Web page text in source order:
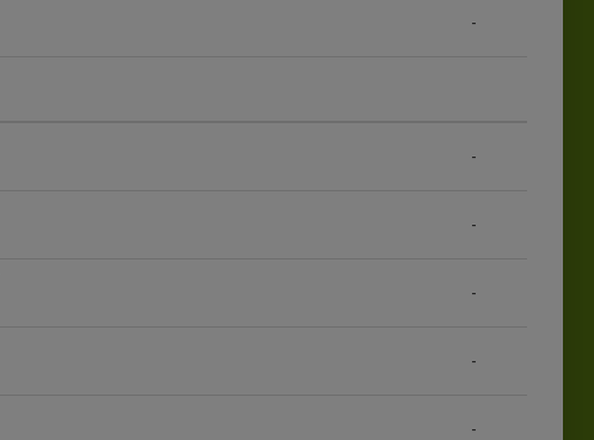
-
-
-
-
-
-